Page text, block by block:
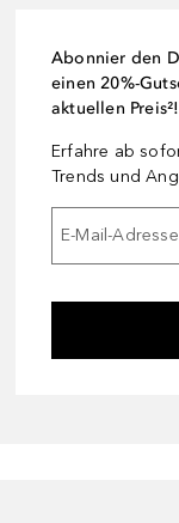
Abonnier den
einen 20%-
aktuellen Preis²!
Erfahre ab
Trends und
E-Mail-Adresse